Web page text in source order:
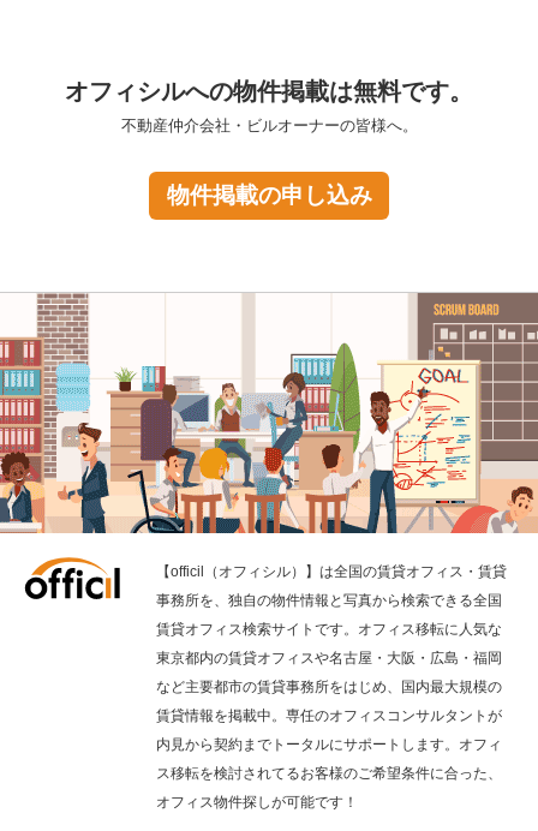
オフィシルへの物件掲載は無料です。
不動産仲介会社・ビルオーナーの皆様へ。
物件掲載の申し込み
【officil（オフィシル）】は全国の賃貸オフィス・賃貸
事務所を、独自の物件情報と写真から検索できる全国
賃貸オフィス検索サイトです。オフィス移転に人気な
東京都内の賃貸オフィスや名古屋・大阪・広島・福岡
など主要都市の賃貸事務所をはじめ、国内最大規模の
賃貸情報を掲載中。専任のオフィスコンサルタントが
内見から契約までトータルにサポートします。オフィ
ス移転を検討されてるお客様のご希望条件に合った、
オフィス物件探しが可能です！